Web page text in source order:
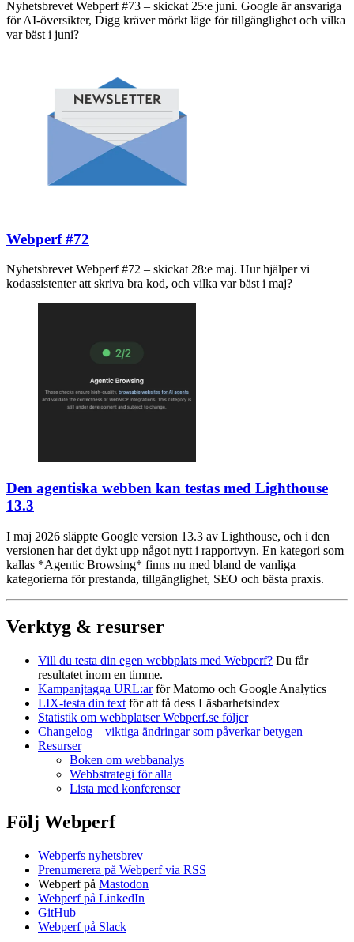
Nyhetsbrevet Webperf #73 – skickat 25:e juni. Google är ansvariga
för AI-översikter, Digg kräver mörkt läge för tillgänglighet och vilka
var bäst i juni?
Webperf #72
Nyhetsbrevet Webperf #72 – skickat 28:e maj. Hur hjälper vi
kodassistenter att skriva bra kod, och vilka var bäst i maj?
Den agentiska webben kan testas med Lighthouse
13.3
I maj 2026 släppte Google version 13.3 av Lighthouse, och i den
versionen har det dykt upp något nytt i rapportvyn. En kategori som
kallas *Agentic Browsing* finns nu med bland de vanliga
kategorierna för prestanda, tillgänglighet, SEO och bästa praxis.
Verktyg & resurser
Vill du testa din egen webbplats med Webperf? Du får
resultatet inom en timme.
Kampanjtagga URL:arför Matomo och Google Analytics
LIX-testa din text för att få dess Läsbarhetsindex
Statistik om webbplatser Webperf.se följer
Changelog – viktiga ändringar som påverkar betygen
Resurser
Boken om webbanalys
Webbstrategi för alla
Lista med konferenser
Följ Webperf
Webperfs nyhetsbrev
Prenumerera på Webperf via RSS
Webperf på Mastodon
Webperf på LinkedIn
GitHub
Webperf på Slack